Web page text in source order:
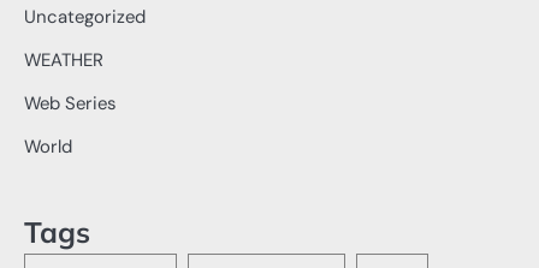
Uncategorized
WEATHER
Web Series
World
Tags